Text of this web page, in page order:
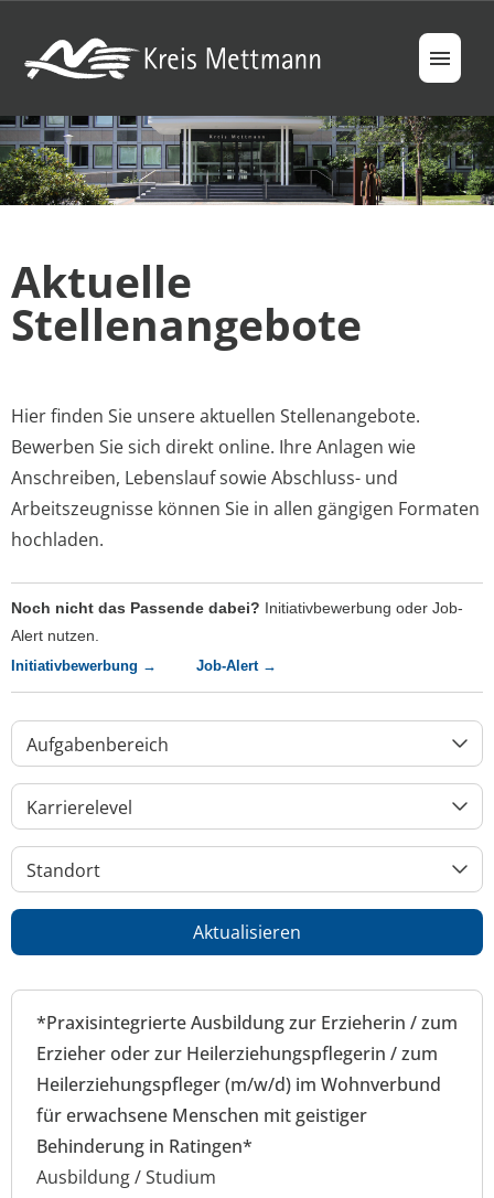
Jobs
Berufsfelder
Ausbildung & Studium
Ihre Vorteile
Aktuelle
Stellenangebote
Hier finden Sie unsere aktuellen Stellenangebote.
Bewerben Sie sich direkt online. Ihre Anlagen wie
Anschreiben, Lebenslauf sowie Abschluss- und
Arbeitszeugnisse können Sie in allen gängigen Formaten
hochladen.
Noch nicht das Passende dabei? Initiativbewerbung oder Job-
Alert nutzen.
Initiativbewerbung → Job-Alert →
Aufgabenbereich
Karrierelevel
Standort
Aktualisieren
*Praxisintegrierte Ausbildung zur Erzieherin / zum
Erzieher oder zur Heilerziehungspflegerin / zum
Heilerziehungspfleger (m/w/d) im Wohnverbund
für erwachsene Menschen mit geistiger
Behinderung in Ratingen*
Ausbildung / Studium